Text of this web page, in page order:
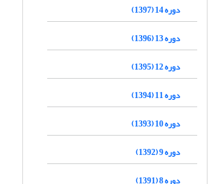
دوره 14 (1397)
دوره 13 (1396)
دوره 12 (1395)
دوره 11 (1394)
دوره 10 (1393)
دوره 9 (1392)
دوره 8 (1391)